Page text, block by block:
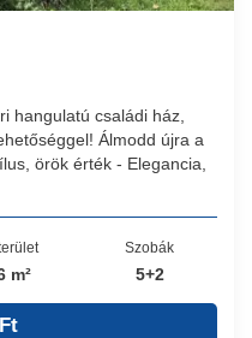
hangulatú családi ház,
Álmodd újra a
örök érték - Elegancia,
m²
Szobák
5+2